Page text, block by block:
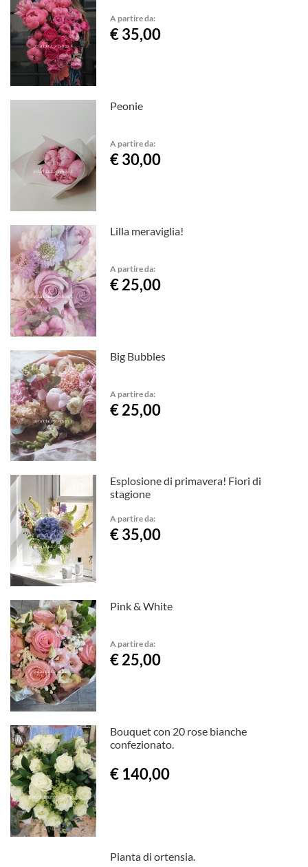
A partire da:
€ 35,00
Peonie
A partire da:
€ 30,00
Lilla meraviglia!
A partire da:
€ 25,00
Big Bubbles
A partire da:
€ 25,00
Esplosione di primavera! Fiori di
stagione
A partire da:
€ 35,00
Pink & White
A partire da:
€ 25,00
Bouquet con 20 rose bianche
confezionato.
€ 140,00
Pianta di ortensia.